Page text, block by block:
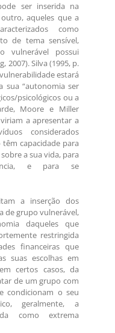
ser inserida na
aqueles que a
como
de tema sensível,
vulnerável possui
2007). Silva (1995, p.
estará
sua “autonomia ser
psicológicos ou a
Moore e Miller
a apresentar a
considerados
capacidade para
a sua vida, para
e para se
a inserção dos
de grupo vulnerável,
daqueles que
restringida
financeiras que
suas escolhas em
certos casos, da
de um grupo com
condicionam o seu
geralmente, a
como extrema